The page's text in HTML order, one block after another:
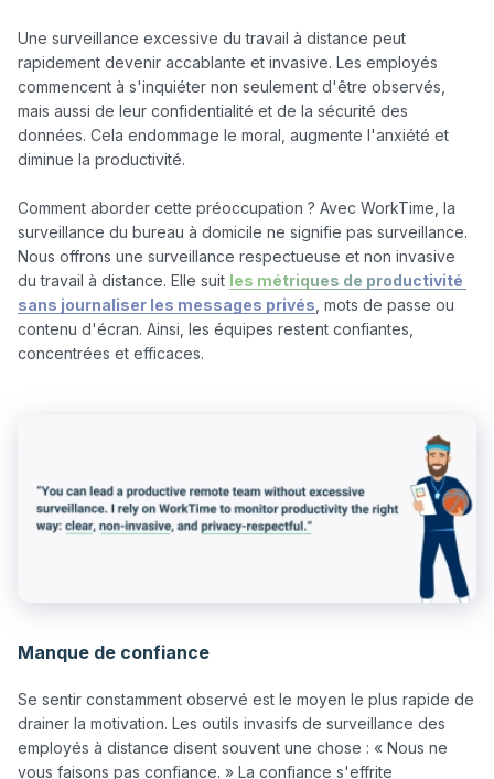
Une surveillance excessive du travail à distance peut
rapidement devenir accablante et invasive. Les employés
commencent à s'inquiéter non seulement d'être observés,
mais aussi de leur confidentialité et de la sécurité des
données. Cela endommage le moral, augmente l'anxiété et
diminue la productivité.
Comment aborder cette préoccupation ? Avec WorkTime, la
surveillance du bureau à domicile ne signifie pas surveillance.
Nous offrons une surveillance respectueuse et non invasive
du travail à distance. Elle suit les métriques de productivité
sans journaliser les messages privés , mots de passe ou
contenu d'écran. Ainsi, les équipes restent confiantes,
Manque de confiance
Se sentir constamment observé est le moyen le plus rapide de
drainer la motivation. Les outils invasifs de surveillance des
employés à distance disent souvent une chose : « Nous ne
vous faisons pas confiance. » La confiance s'effrite